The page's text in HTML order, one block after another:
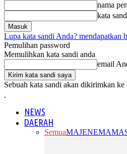
nama
kata
Lupa kata sandi Anda? mendapatkan
Pemulihan password
Memulihkan kata sandi anda
email
Sebuah kata sandi akan dikirimkan ke
NEWS
DAERAH
SemuaMAJENE